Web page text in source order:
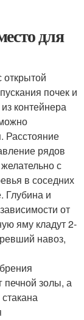
для
почек и
контейнера
Расстояние
рядов
с
в соседних
Глубина и
от
яму кладут 2-
навоз,
печной золы, а